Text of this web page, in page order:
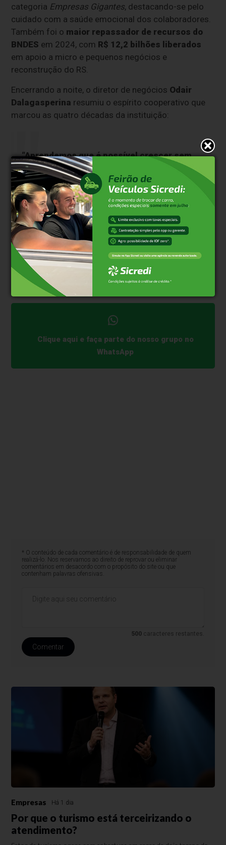
categoria Empresas Gigantes, destacando-se pelo
cuidado com a saúde emocional dos colaboradores.
Também foi o maior repassador de recursos do
BNDES em 2024, com R$ 12,2 bilhões liberados
em apoio a micro e pequenos negócios e
reconstrução do RS.
Encerrando a noite, o diretor de negócios Odair
Dalagasperina resumiu o espírito cooperativo que
marcou as quatro décadas da instituição:
“Aprendemos que é possível crescer sem
perder a essência. Que dá para voar alto
com os pés no chão. Cada passo que demos
foi com propósito — em colegiado,
cocriando, com olho no olho. E é isso que
faz tudo valer a pena.”
ASicredi Serrana, que começou como um sonho de
poucos, chega aos 40 anos como símbolo de
propósito e transformação coletiva
firme no futuro e o coração voltado às pessoas.
Clique aqui e faça parte do nosso grupo no
WhatsApp
* O conteúdo de cada comentário é de responsabilidade de quem
realizá-lo. Nos reservamos ao direito de reprovar ou eliminar
comentários em desacordo com o propósito do site ou que
contenham palavras ofensivas.
500 caracteres restantes.
Comentar
Empresas Há 1 dia
Por que o turismo está terceirizando o
atendimento?